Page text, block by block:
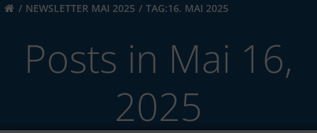
NEWSLETTER MAI 2025 TAG:16. MAI 2025
Posts in Mai 16,
2025